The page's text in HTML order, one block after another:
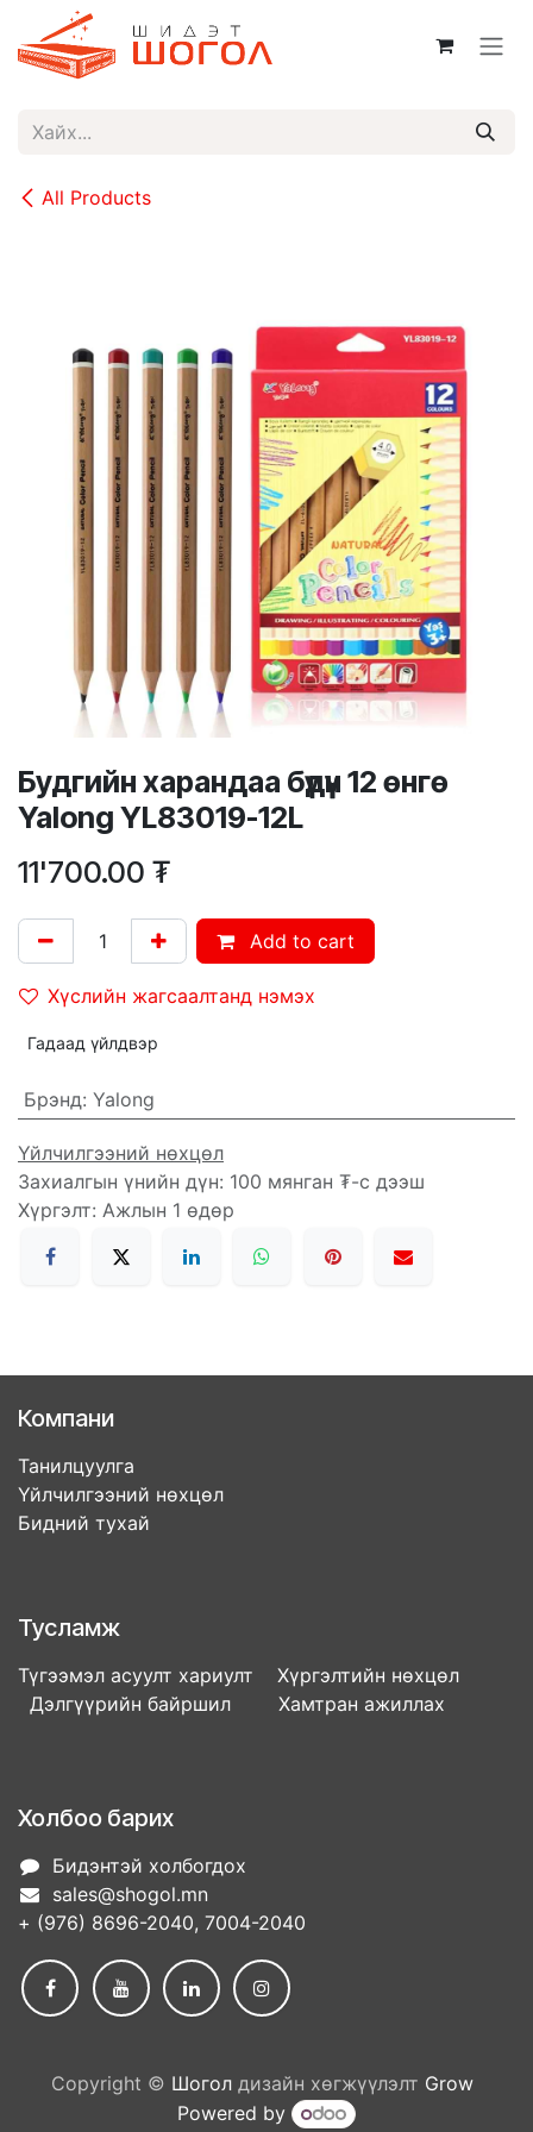
Skip to Content
All Products
Будгийн харандаа бүдүүн 12 өнгө
Yalong YL83019-12L
11'700.00 ₮
Add to cart
Хүслийн жагсаалтанд нэмэх
Гадаад үйлдвэр
Брэнд: Yalong
Үйлчилгээний нөхцөл
Захиалгын үнийн дүн: 100 мянган ₮-с дээш
Хүргэлт: Ажлын 1 өдөр
Компани
Танилцуулга
Үйлчилгээний нөхцөл
Бидний тухай
Тусламж
Түгээмэл асуулт хариулт Хүргэлтийн нөхцөл
Дэлгүүрийн байршил Хамтран ажиллах
Холбоо барих
Бидэнтэй холбогдох
sales@shogol.mn
+ (976) 8696-2040, 7004-2040
Copyright © Шоголдизайн хөгжүүлэлт Grow
Powered by